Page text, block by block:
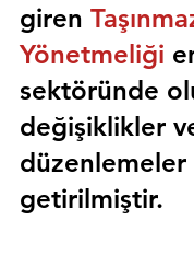
giren
Yönetmeliği
sektöründe
değişiklikler
düzenlemeler
getirilmiştir.